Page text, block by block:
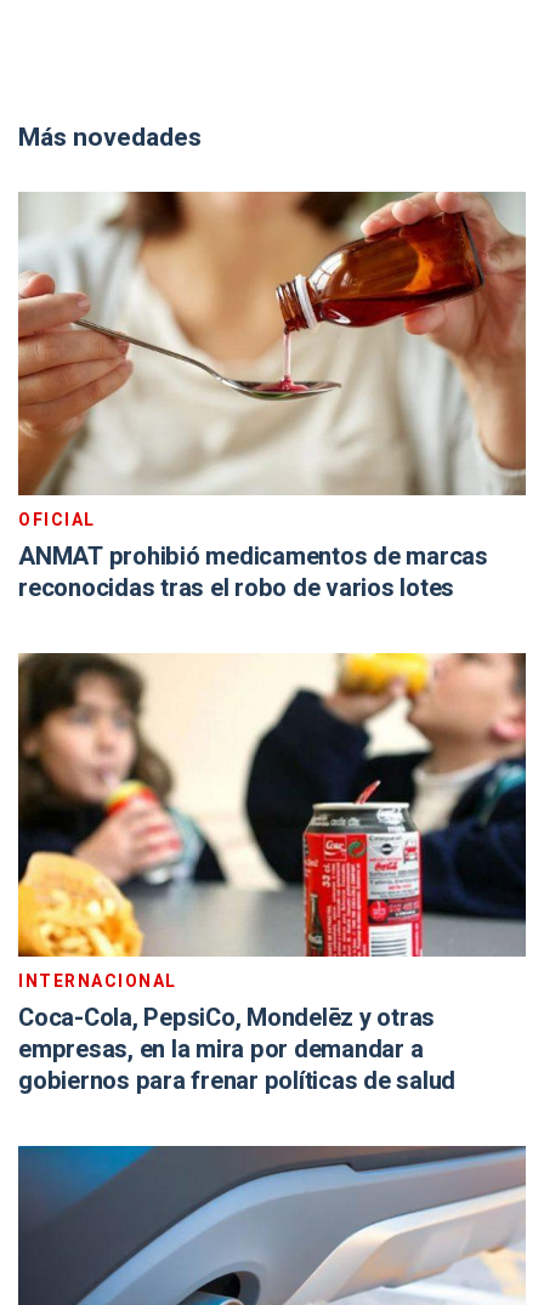
Más novedades
OFICIAL
ANMAT prohibió medicamentos de marcas
reconocidas tras el robo de varios lotes
INTERNACIONAL
Coca-Cola, PepsiCo, Mondelēz y otras
empresas, en la mira por demandar a
gobiernos para frenar políticas de salud